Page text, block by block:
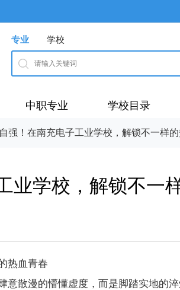
专业 学校
中职专业 学校目录
强！在南充电子工业学校，解锁不一样
业学校，解锁不一
热血青春
意散漫的懵懂虚度，而是脚踏实地的